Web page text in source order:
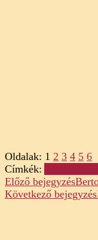
Oldalak: 1 2 3 4 5 6
Címkék:
Post
Előző bejegyzés
Következő bejegyzés